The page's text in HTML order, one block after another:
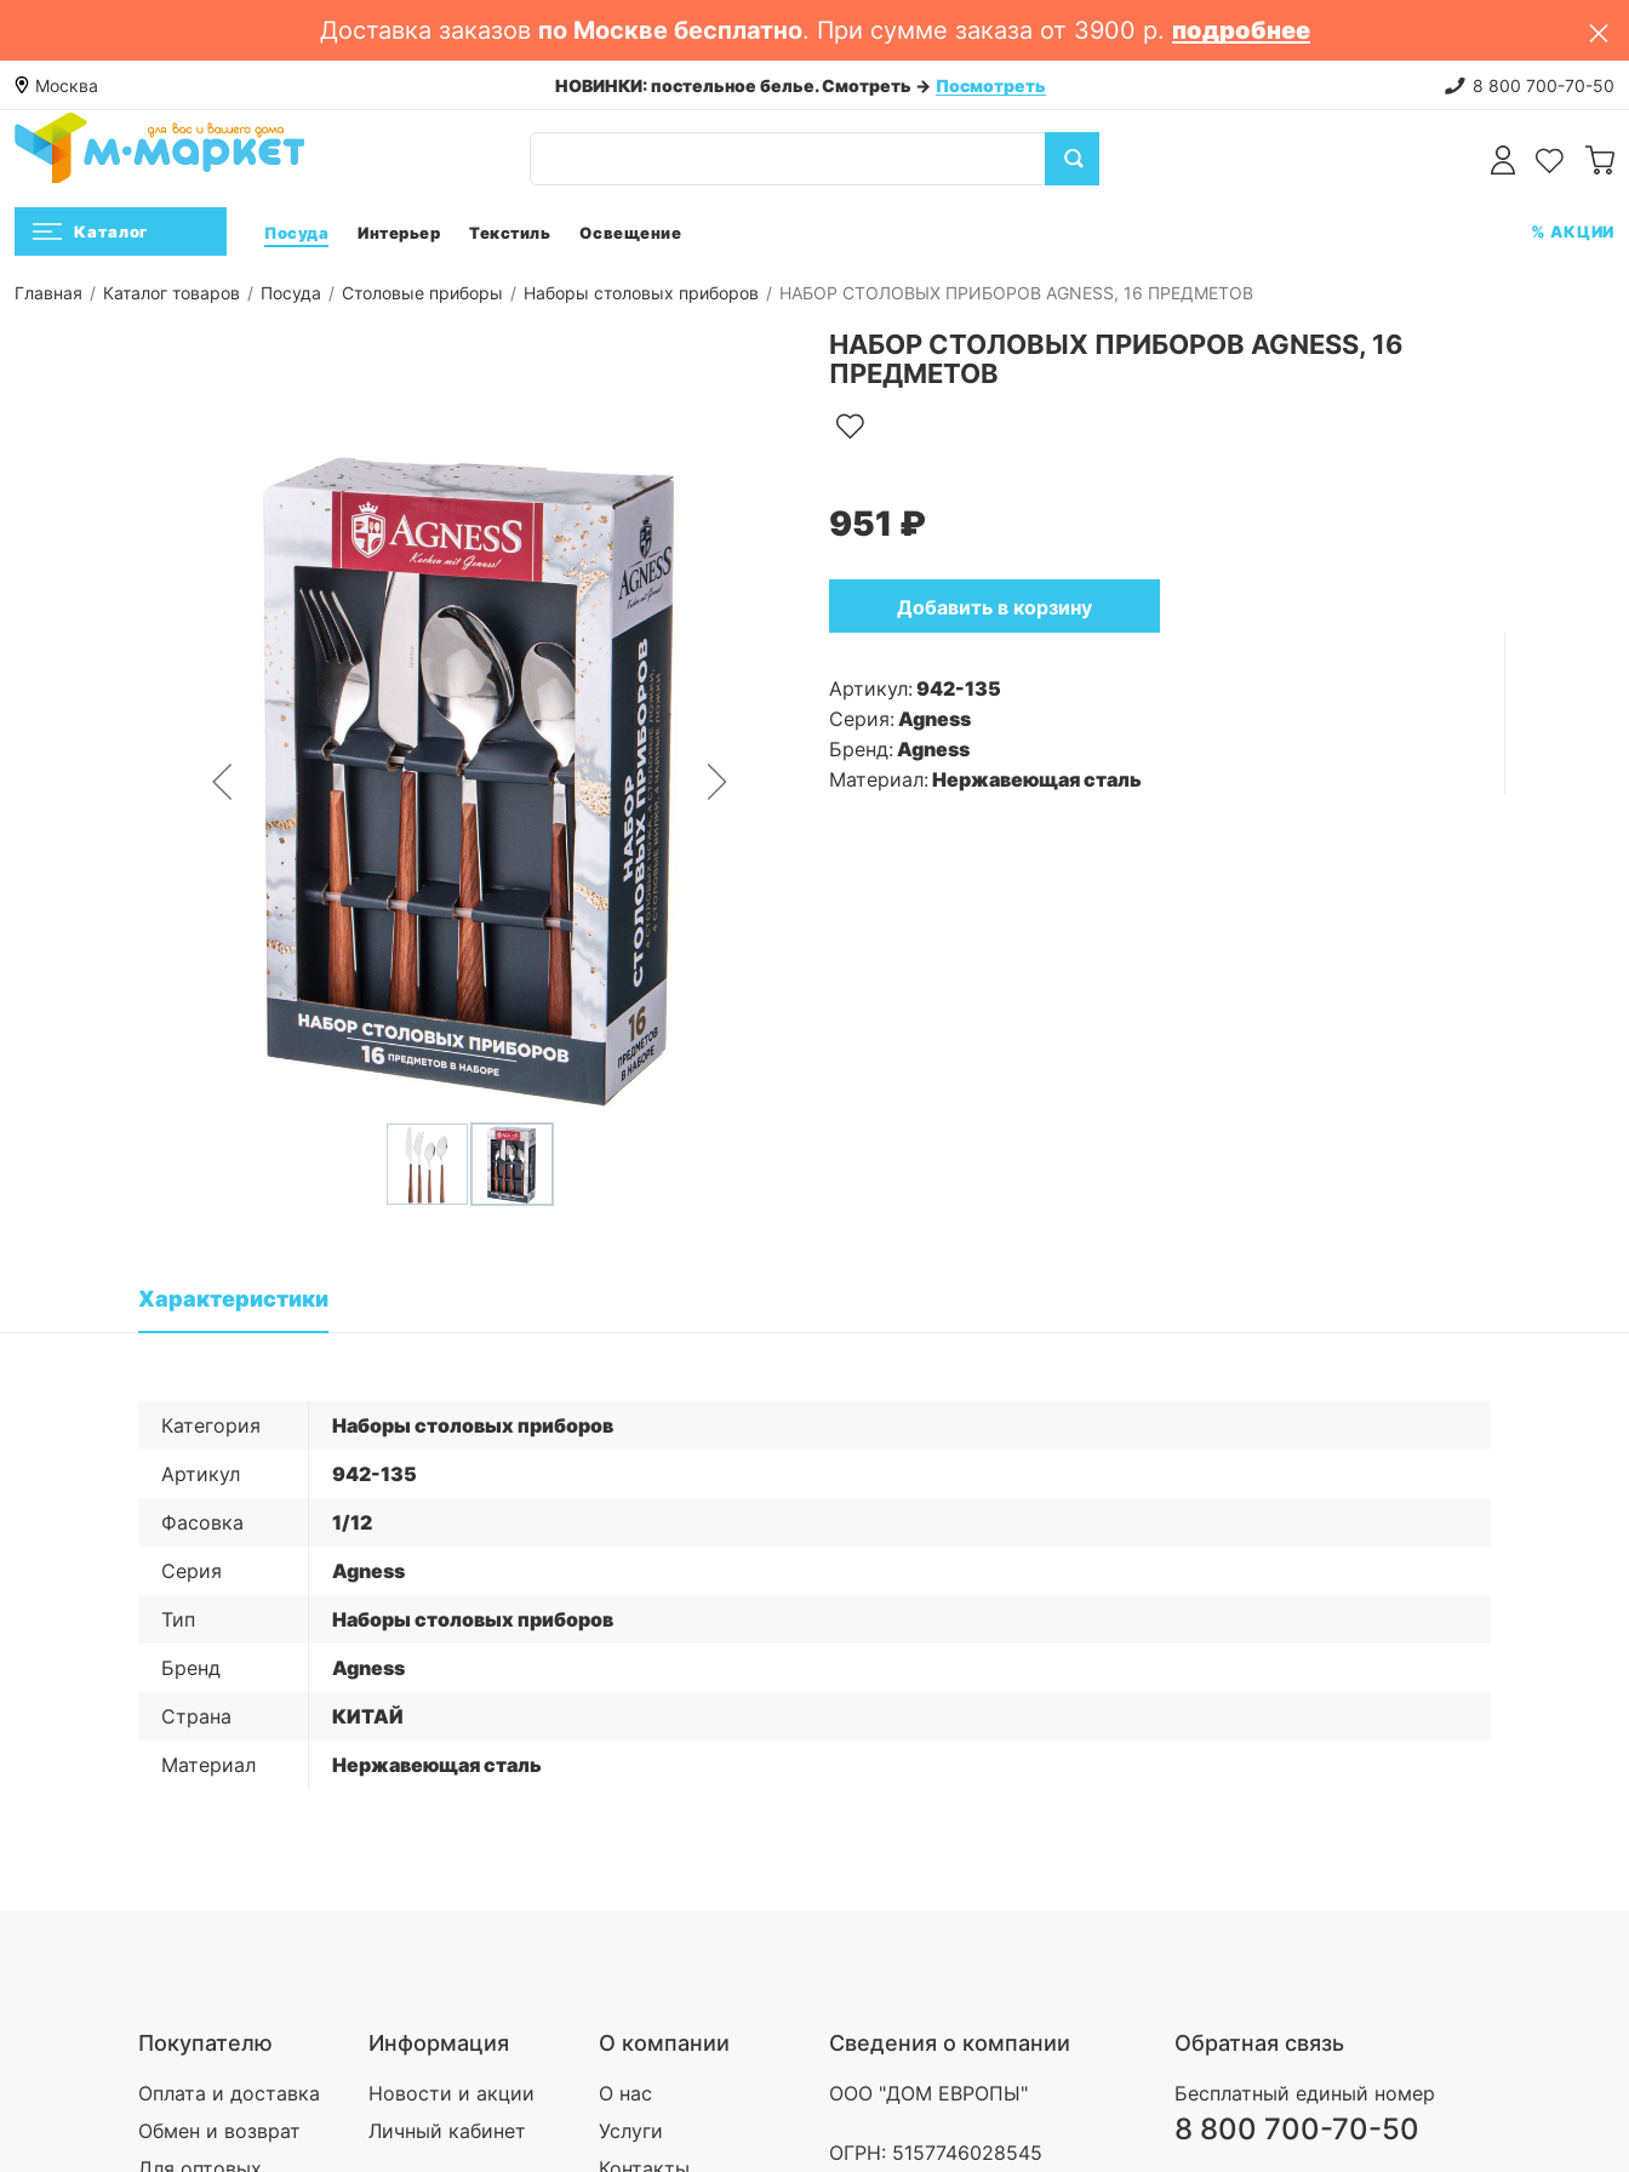
Доставка заказов по Москве бесплатно. При сумме заказа от 3900 р. подробнее
Москва
постельное белье. Смотреть -> НОВОЕ ПОСТУПЛЕНИЕ: сковороды, сотейники, казаны НОВИНКИ:
8 800 700-70-50
Каталог Посуда Интерьер Текстиль Освещение % АКЦИИ
Главная Каталог товаров Посуда Столовые приборы Наборы столовых приборов НАБОР СТОЛОВЫХ ПРИБОРОВ AGNESS, 16 ПРЕДМЕТОВ
НАБОР СТОЛОВЫХ ПРИБОРОВ AGNESS, 16
ПРЕДМЕТОВ
951 ₽
Добавить в корзину
Артикул: 942-135
Серия: Agness
Бренд: Agness
Материал: Нержавеющая сталь
Характеристики
Категория
Наборы столовых приборов
Артикул
942-135
Фасовка
1/12
Серия
Agness
Тип
Наборы столовых приборов
Бренд
Agness
Страна
КИТАЙ
Материал
Нержавеющая сталь
Покупателю
Оплата и доставка
Обмен и возврат
Информация
Новости и акции
Личный кабинет
О компании
О нас
Услуги
Сведения о компании
ООО "ДОМ ЕВРОПЫ"
ОГРН: 5157746028545
Обратная связь
Бесплатный единый номер
8 800 700-70-50